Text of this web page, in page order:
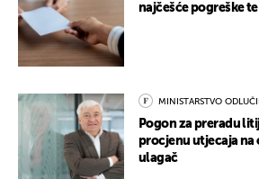
najčešće pogreške
MINISTARSTVO
Pogon za preradu
procjenu utjecaja na
ulagač